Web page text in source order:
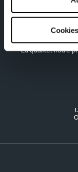
La qualité, notre